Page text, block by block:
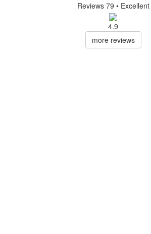
Reviews 79 • Excellent
4.9
more reviews